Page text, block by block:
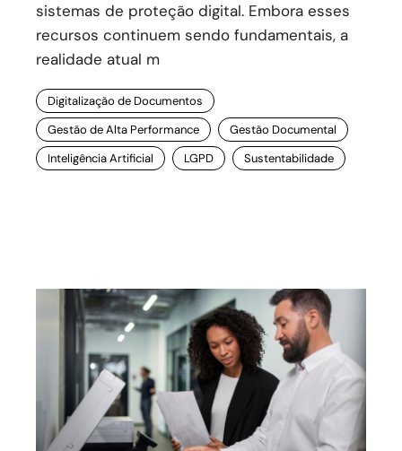
sistemas de proteção digital. Embora esses
recursos continuem sendo fundamentais, a
realidade atual m
Digitalização de Documentos
Gestão de Alta Performance
Gestão Documental
Inteligência Artificial
LGPD Sustentabilidade